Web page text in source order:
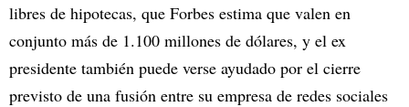
libres de hipotecas, que Forbes estima que valen en
conjunto más de 1.100 millones de dólares, y el ex
presidente también puede verse ayudado por el cierre
previsto de una fusión entre su empresa de redes sociales